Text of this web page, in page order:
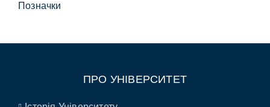
Позначки
ПРО УНІВЕРСИТЕТ